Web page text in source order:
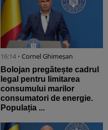
16:14 • Cornel Ghimeșan
Bolojan pregătește cadrul
legal pentru limitarea
consumului marilor
consumatori de energie.
Populația ...